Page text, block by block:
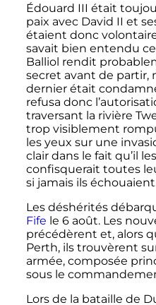
Édouard III était
paix avec David II et
étaient donc
savait bien entendu ce
Balliol rendit
secret avant de partir,
dernier était
refusa donc
traversant la rivière
trop visiblement
les yeux sur une
clair dans le fait qu’il
confisquerait toutes
si jamais ils
Les déshérités
Fife le 6 août. Les
précédèrent et, alors
Perth, ils trouvèrent
armée, composée
sous le
Lors de la bataille de